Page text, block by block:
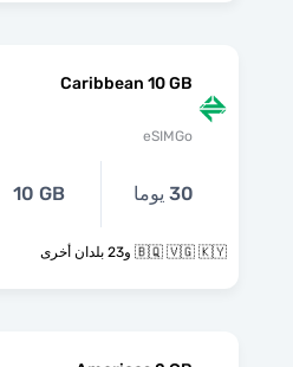
Caribbean 10 GB
eSIMGo
30 يوما 10 GB
🇧🇶 🇻🇬 🇰🇾 و23 بلدان أخرى